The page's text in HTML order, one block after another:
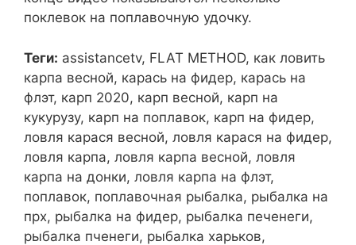
поклевок на поплавочную удочку.
Теги: assistancetv, FLAT METHOD, как ловить
карпа весной, карась на фидер, карась на
флэт, карп 2020, карп весной, карп на
кукурузу, карп на поплавок, карп на фидер,
ловля карася весной, ловля карася на фидер,
ловля карпа, ловля карпа весной, ловля
карпа на донки, ловля карпа на флэт,
поплавок, поплавочная рыбалка, рыбалка на
прх, рыбалка на фидер, рыбалка печенеги,
рыбалка пченеги, рыбалка харьков,